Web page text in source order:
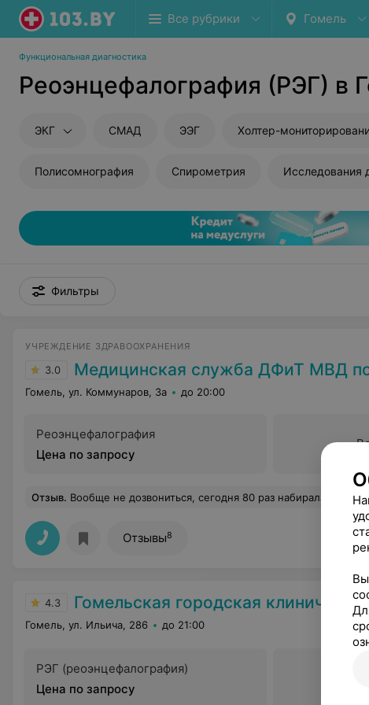
Все рубрики Гомель
Функциональная диагностика
Реоэнцефалография (РЭГ) в
ЭКГ СМАД ЭЭГ Холтер-
Полисомнография Спирометрия Исследования
Фильтры
УЧРЕЖДЕНИЕ ЗДРАВООХРАНЕНИЯ
3.0 Медицинская служба ДФиТ МВД по
Гомель, ул. Коммунаров, 3а до 20:00
Реоэнцефалография
Цена по запросу
Отзыв. Вообще не дозвониться, сегодня 80 раз набирала номер телефона, то занято, то не
Отзывы8
4.3 Гомельская городская клиническая
Гомель, ул. Ильича, 286 до 21:00
РЭГ (реоэнцефалография)
Цена по запросу